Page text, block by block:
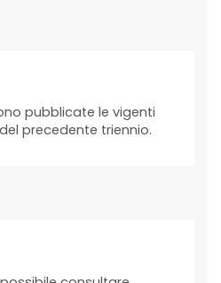
pubblicate le vigenti
precedente triennio.